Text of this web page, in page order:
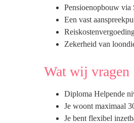
Pensioenopbouw via
Een vast
Zekerheid van
Wat wij vragen
Diploma Helpende
Je woont maximaal
Je bent flexibel